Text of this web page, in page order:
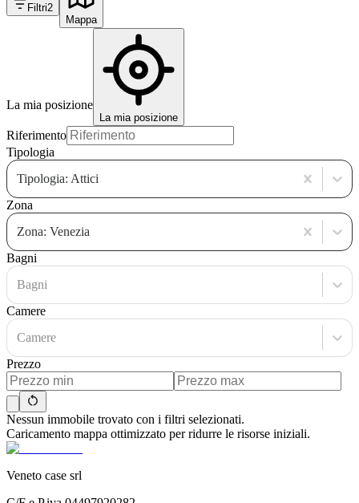
Filtri2
Mappa
La mia posizione
La mia posizione
Riferimento
Tipologia
Tipologia: Attici
Zona
Zona: Venezia
Bagni
Bagni
Camere
Camere
Prezzo
Nessun immobile trovato con i filtri selezionati.
Caricamento mappa ottimizzato per ridurre le risorse iniziali.
Veneto case srl